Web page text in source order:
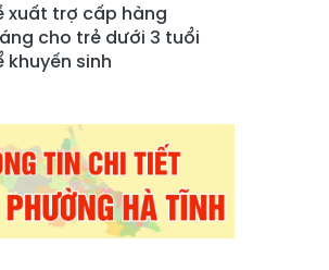
xuất trợ cấp hàng
cho trẻ dưới 3 tuổi
khuyến sinh